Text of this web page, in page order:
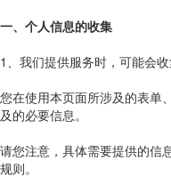
一、个人信息的收集
1、我们提供服务时，可能会
您在使用本页面所涉及的表单
及的必要信息。
请您注意，具体需要提供的信
规则。